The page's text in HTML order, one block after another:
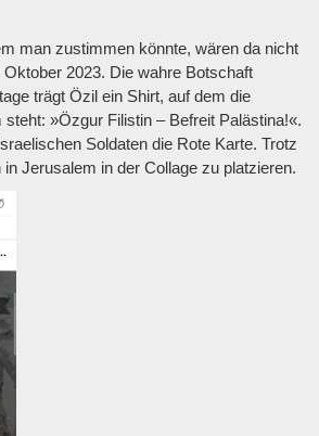
man zustimmen könnte, wären da nicht
2023. Die wahre Botschaft
trägt Özil ein Shirt, auf dem die
»Özgur Filistin – Befreit Palästina!«.
Soldaten die Rote Karte. Trotz
Jerusalem in der Collage zu platzieren.